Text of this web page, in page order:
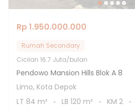
Rp 1.950.000.000
Rumah Secondary
Cicilan 16.7 Juta/bulan
Pendowo Mansion Hills Blok A 8
Limo, Kota Depok
LT 84 m² LB 120 m² KM 2